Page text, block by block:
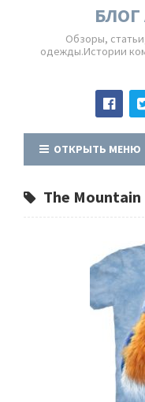
БЛОГ
Обзоры,
одежды.Истории
ОТКРЫТЬ МЕНЮ
The Mountain